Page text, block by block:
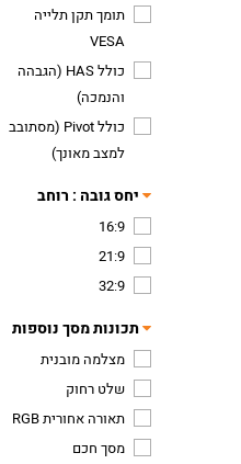
תומך תקן תלייה
VESA
כולל HAS (הגבהה
והנמכה)
כולל Pivot (מסתובב
למצב מאונך)
יחס גובה : רוחב
16:9
21:9
32:9
תכונות מסך נוספות
מצלמה מובנית
שלט רחוק
תאורה אחורית RGB
מסך חכם